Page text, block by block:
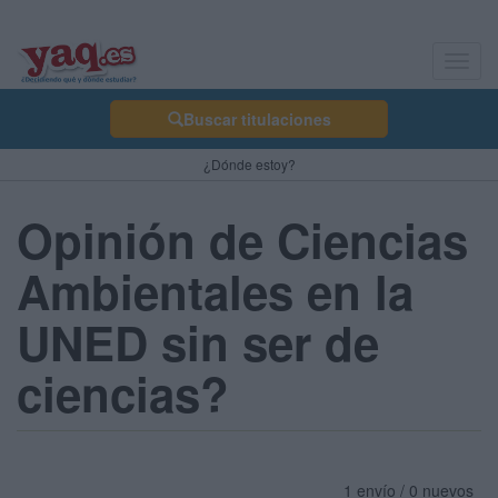
Buscar titulaciones
¿Dónde estoy?
Opinión de Ciencias
Ambientales en la
UNED sin ser de
ciencias?
1 envío / 0 nuevos